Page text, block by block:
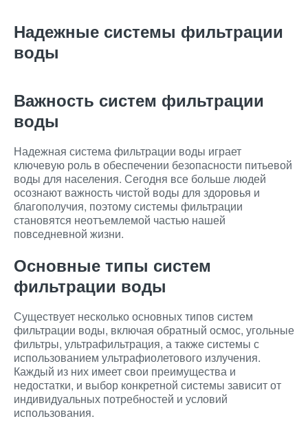
Надежные системы фильтрации
воды
Важность систем фильтрации
воды
Надежная система фильтрации воды играет
ключевую роль в обеспечении безопасности питьевой
воды для населения. Сегодня все больше людей
осознают важность чистой воды для здоровья и
благополучия, поэтому системы фильтрации
становятся неотъемлемой частью нашей
повседневной жизни.
Основные типы систем
фильтрации воды
Существует несколько основных типов систем
фильтрации воды, включая обратный осмос, угольные
фильтры, ультрафильтрация, а также системы с
использованием ультрафиолетового излучения.
Каждый из них имеет свои преимущества и
недостатки, и выбор конкретной системы зависит от
индивидуальных потребностей и условий
использования.